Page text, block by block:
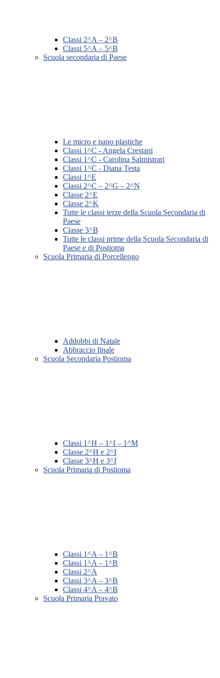
Classi 2^A – 2^B
Classi 5^A – 5^B
Scuola secondaria di Paese
Le micro e nano plastiche
Classi 1^C - Angela Crestani
Classi 1^C - Carolina Salmistrari
Classi 1^C - Diana Testa
Classi 1^E
Classi 2^C – 2^G – 2^N
Classe 2^E
Classe 2^K
Tutte le classi terze della Scuola Secondaria di
Paese
Classe 3^B
Tutte le classi prime della Scuola Secondaria di
Paese e di Postioma
Scuola Primaria di Porcellengo
Addobbi di Natale
Abbraccio finale
Scuola Secondaria Postioma
Classi 1^H – 1^I – 1^M
Classe 2^H e 2^I
Classe 3^H e 3^I
Scuola Primaria di Postioma
Classi 1^A – 1^B
Classi 1^A – 1^B
Classi 2^A
Classi 3^A – 3^B
Classi 4^A – 4^B
Scuola Primaria Pravato